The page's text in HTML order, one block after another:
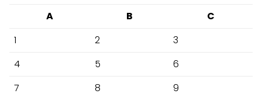
A B
C
1
2
3
4
5
6
7
8 9